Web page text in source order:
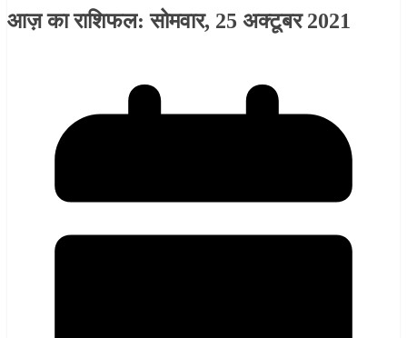
आज़ का राशिफल: सोमवार, 25 अक्टूबर 2021